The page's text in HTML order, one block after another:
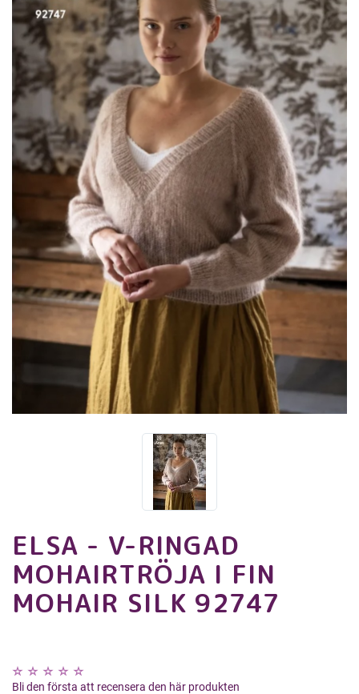
ELSA - V-RINGAD
MOHAIRTRÖJA I FIN
MOHAIR SILK 92747
Bli den första att recensera den här produkten